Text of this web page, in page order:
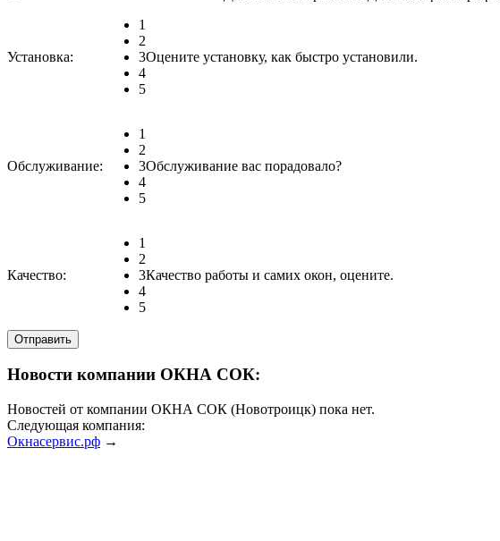
Установка:
1
2
3
4
5
Оцените установку, как быстро установили.
Обслуживание:
1
2
3
4
5
Обслуживание вас порадовало?
Качество:
1
2
3
4
5
Качество работы и самих окон, оцените.
Новости компании ОКНА СОК:
Новостей от компании ОКНА СОК (Новотроицк) пока нет.
Следующая компания:
Окнасервис.рф →